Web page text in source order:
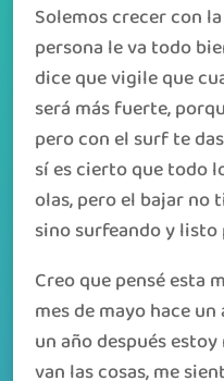
Solemos crecer con
persona le va todo
dice que vigile que
será más fuerte,
pero con el surf te
sí es cierto que todo
olas, pero el bajar no
sino surfeando y
Creo que pensé esta
mes de mayo hace
un año después
van las cosas, me